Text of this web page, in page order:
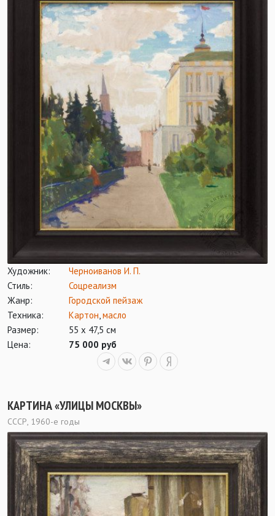
Художник:
Черноиванов И. П.
Стиль:
Соцреализм
Жанр:
Городской пейзаж
Техника:
Картон,масло
Размер:
55 х 47,5 см
Цена:
75 000 руб
КАРТИНА «УЛИЦЫ МОСКВЫ»
СССР, 1960-е годы